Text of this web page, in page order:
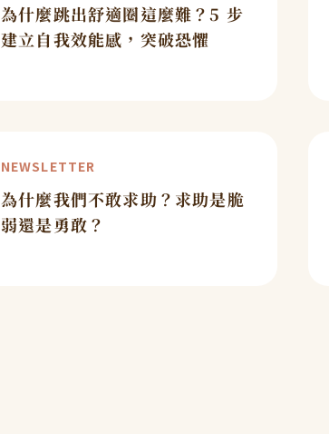
為什麼跳出舒適圈這麼難？5 步
建立自我效能感，突破恐懼
NEWSLETTER
為什麼我們不敢求助？求助是脆
弱還是勇敢？